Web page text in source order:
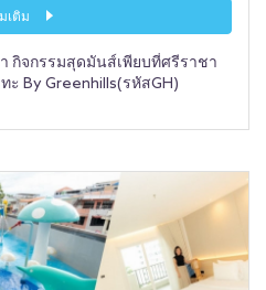
เติม
กิจกรรมสุดมันส์เพียบที่ศรีราชา
ะ By Greenhills(รหัสGH)